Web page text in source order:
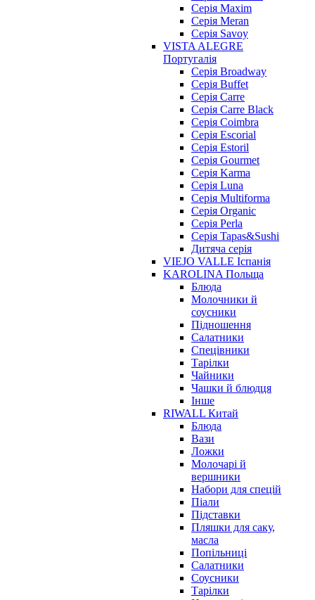
Cерія Maxim
Серія Meran
Серія Savoy
VISTA ALEGRE
Португалія
Серія Broadway
Серія Buffet
Серія Carre
Серія Carre Black
Серія Coimbra
Серія Escorial
Серія Estoril
Серія Gourmet
Серія Karma
Серія Luna
Серія Multiforma
Серія Organic
Серія Perla
Серія Tapas&Sushi
Дитяча серія
VIEJO VALLE Іспанія
KAROLINA Польща
Блюда
Молочники й
соусники
Підношення
Салатники
Спецівники
Тарілки
Чайники
Чашки й блюдця
Інше
RIWALL Китай
Блюда
Вази
Ложки
Молочарі й
вершники
Набори для спецій
Піали
Підставки
Пляшки для саку,
масла
Попільниці
Салатники
Соусники
Тарілки